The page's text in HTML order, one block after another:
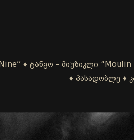
♦ ტანგო - მიუზიკლი “Moulin
♦ პასადობლე ♦